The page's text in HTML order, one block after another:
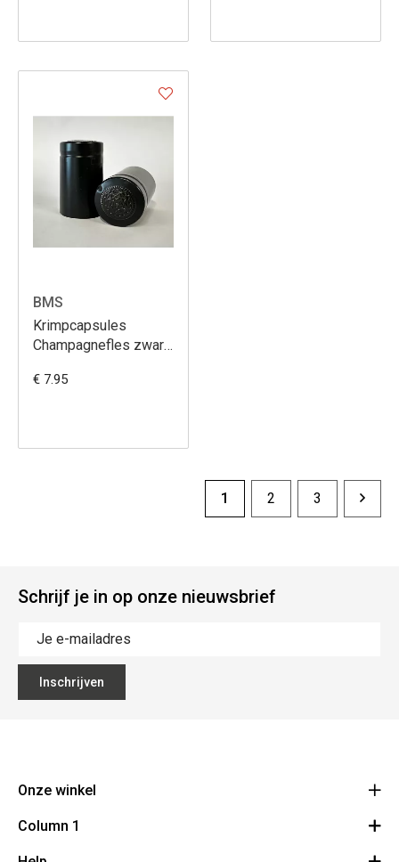
BMS
Krimpcapsules
Champagnefles zwart
€ 7.95
1 2 3
Schrijf je in op onze nieuwsbrief
Inschrijven
Onze winkel
BMS Champetterke
Column 1